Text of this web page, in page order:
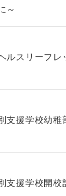
～
ルスリーフレ
支援学校幼稚
支援学校開校